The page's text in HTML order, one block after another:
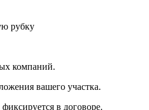
рубку
компаний.
вашего участка.
в договоре.